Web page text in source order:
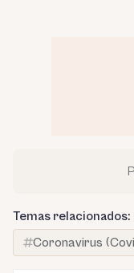
Temas relacionados:
Coronavirus